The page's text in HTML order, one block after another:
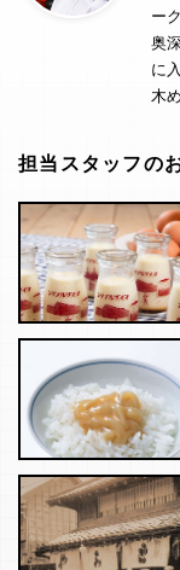
ー
奥
に
木
担当スタッフの